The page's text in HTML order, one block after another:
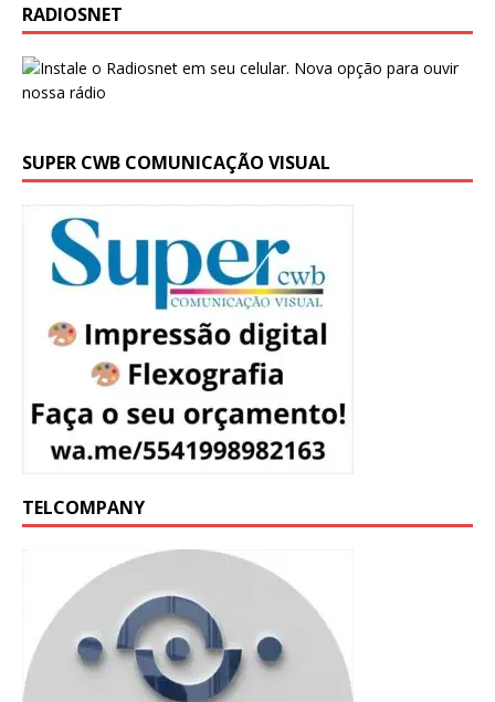
RADIOSNET
SUPER CWB COMUNICAÇÃO VISUAL
TELCOMPANY